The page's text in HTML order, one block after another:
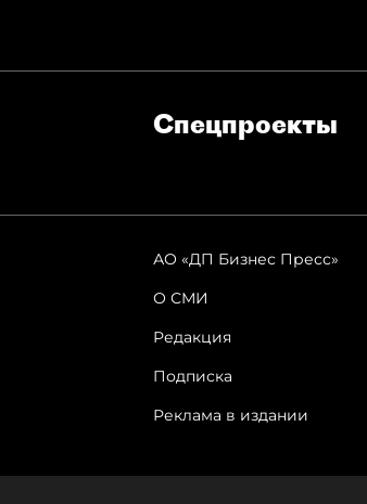
Спец­проекты
АО «ДП Бизнес Пресс»
О СМИ
Редакция
Подписка
Реклама в издании